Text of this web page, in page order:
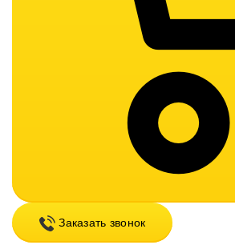
Заказать звонок